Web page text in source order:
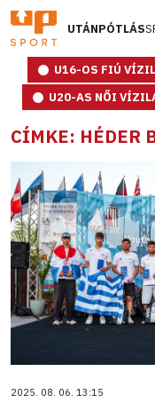
UTÁNPÓTLÁS
U16-OS FIÚ
U20-AS NŐI
CÍMKE: HÉDER
2025. 08. 06. 13:15